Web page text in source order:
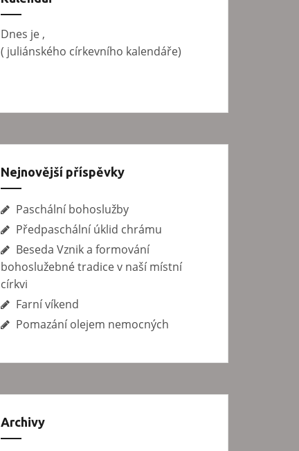
v
á
n
Dnes je ,
( juliánského církevního kalendáře)
Nejnovější příspěvky
Paschální bohoslužby
Předpaschální úklid chrámu
Beseda Vznik a formování
bohoslužebné tradice v naší místní
církvi
Farní víkend
Pomazání olejem nemocných
Archivy